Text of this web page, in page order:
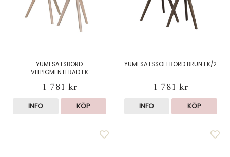
YUMI SATSBORD
VITPIGMENTERAD EK
1 781 kr
INFO KÖP
YUMI SATSSOFFBORD BRUN EK/2
1 781 kr
INFO KÖP